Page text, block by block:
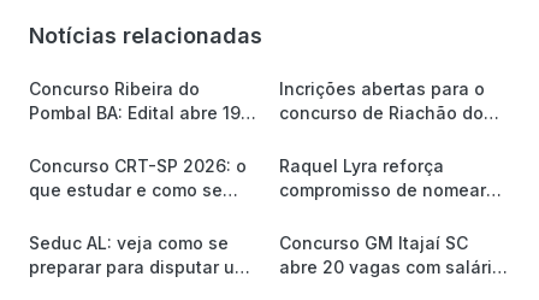
Notícias relacionadas
Concurso Ribeira do
Pombal BA: Edital abre 19
Incrições abertas para o
concurso de Riachão do
Concurso CRT-SP 2026: o
que estudar e como se
Quadrix?
Raquel Lyra reforça
compromisso de nomear
Seduc AL: veja como se
preparar para disputar uma
Concurso GM Itajaí SC
abre 20 vagas com salário